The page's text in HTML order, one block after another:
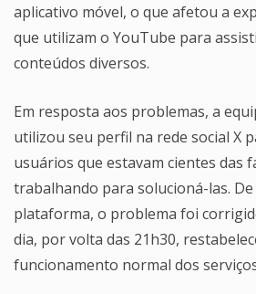
aplicativo móvel, o que afetou a
que utilizam o YouTube para
conteúdos diversos.
Em resposta aos problemas, a
utilizou seu perfil na rede social X
usuários que estavam cientes das
trabalhando para solucioná-las. De
plataforma, o problema foi
dia, por volta das 21h30,
funcionamento normal dos